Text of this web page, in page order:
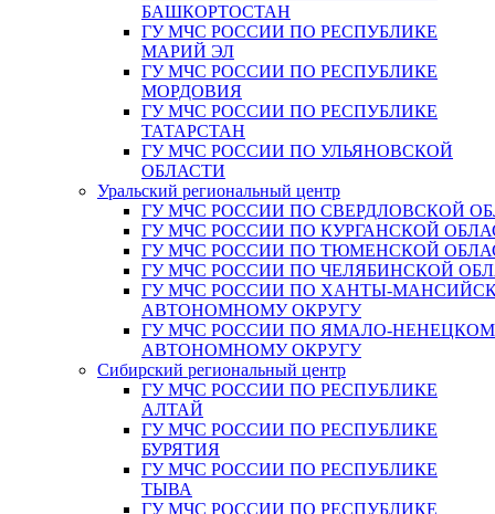
БАШКОРТОСТАН
ГУ МЧС РОССИИ ПО РЕСПУБЛИКЕ
МАРИЙ ЭЛ
ГУ МЧС РОССИИ ПО РЕСПУБЛИКЕ
МОРДОВИЯ
ГУ МЧС РОССИИ ПО РЕСПУБЛИКЕ
ТАТАРСТАН
ГУ МЧС РОССИИ ПО УЛЬЯНОВСКОЙ
ОБЛАСТИ
Уральский региональный центр
ГУ МЧС РОССИИ ПО СВЕРДЛОВСКОЙ
ГУ МЧС РОССИИ ПО КУРГАНСКОЙ
ГУ МЧС РОССИИ ПО ТЮМЕНСКОЙ
ГУ МЧС РОССИИ ПО ЧЕЛЯБИНСКОЙ
ГУ МЧС РОССИИ ПО ХАНТЫ-
АВТОНОМНОМУ ОКРУГУ
ГУ МЧС РОССИИ ПО ЯМАЛО-
АВТОНОМНОМУ ОКРУГУ
Сибирский региональный центр
ГУ МЧС РОССИИ ПО РЕСПУБЛИКЕ
АЛТАЙ
ГУ МЧС РОССИИ ПО РЕСПУБЛИКЕ
БУРЯТИЯ
ГУ МЧС РОССИИ ПО РЕСПУБЛИКЕ
ТЫВА
ГУ МЧС РОССИИ ПО РЕСПУБЛИКЕ